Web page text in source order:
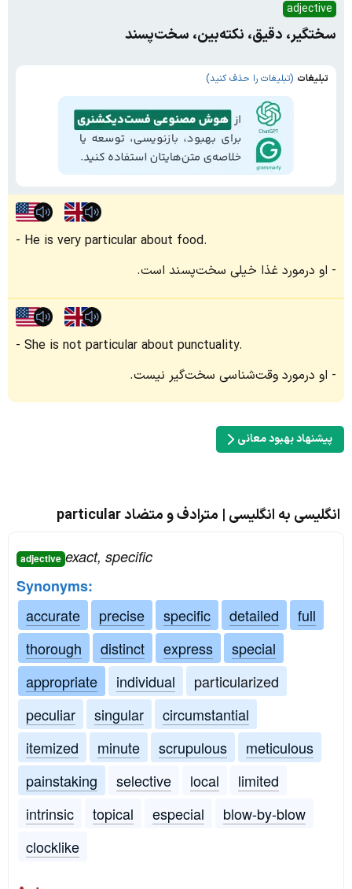
adjective
سختگیر، دقیق، نکته‌بین، سخت‌پسند
تبلیغات (تبلیغات را حذف کنید)
He is very particular about food.
او درمورد غذا خیلی سخت‌پسند است.
She is not particular about punctuality.
او درمورد وقت‌شناسی سخت‌گیر نیست.
پیشنهاد بهبود معانی
انگلیسی به انگلیسی | مترادف و متضاد particular
adjective exact, specific
Synonyms:
accurate
precise specific detailed
full
thorough
distinct express
special
appropriate
individual
particularized
peculiar
singular
circumstantial
itemized
minute scrupulous
meticulous
painstaking
selective local
limited
intrinsic
topical especial
blow-by-blow
clocklike